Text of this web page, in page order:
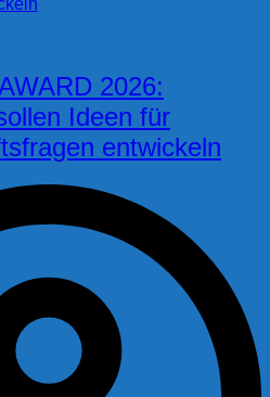
2026:
Ideen für
entwickeln